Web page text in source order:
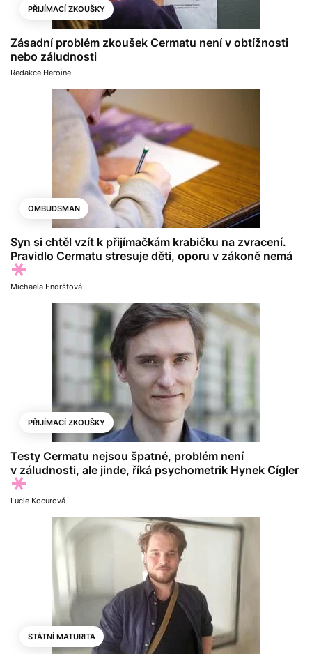
PŘIJÍMACÍ ZKOUŠKY
Zásadní problém zkoušek Cermatu není v obtížnosti
nebo záludnosti
Redakce Heroine
OMBUDSMAN
Syn si chtěl vzít k přijímačkám krabičku na zvracení.
Pravidlo Cermatu stresuje děti, oporu v zákoně nemá
Michaela Endrštová
PŘIJÍMACÍ ZKOUŠKY
Testy Cermatu nejsou špatné, problém není
v záludnosti, ale jinde, říká psychometrik Hynek Cígler
Lucie Kocurová
STÁTNÍ MATURITA